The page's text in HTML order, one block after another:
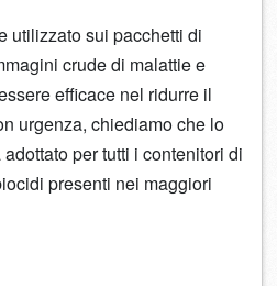
utilizzato sui pacchetti di
crude di malattie e
efficace nel ridurre il
urgenza, chiediamo che lo
per tutti i contenitori di
presenti nei maggiori